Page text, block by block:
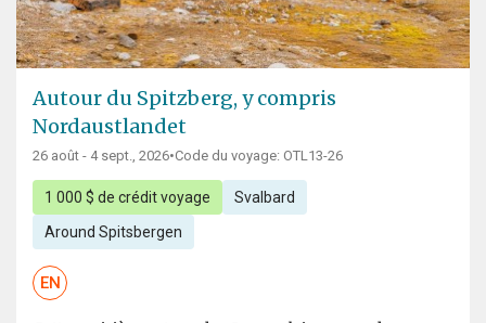
Autour du Spitzberg, y compris
Nordaustlandet
26 août - 4 sept., 2026•Code du voyage: OTL13-26
1 000 $ de crédit voyage Svalbard
Around Spitsbergen
EN